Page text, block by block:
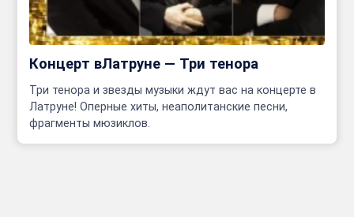
Концерт вЛатруне — Три тенора
Три тенора и звезды музыки ждут вас на концерте в
Латруне! Оперные хиты, неаполитанские песни,
фрагменты мюзиклов.